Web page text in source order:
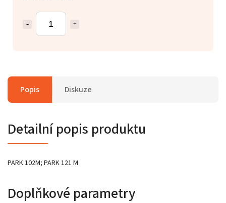
Popis Diskuze
Detailní popis produktu
PARK 102M; PARK 121 M
Doplňkové parametry